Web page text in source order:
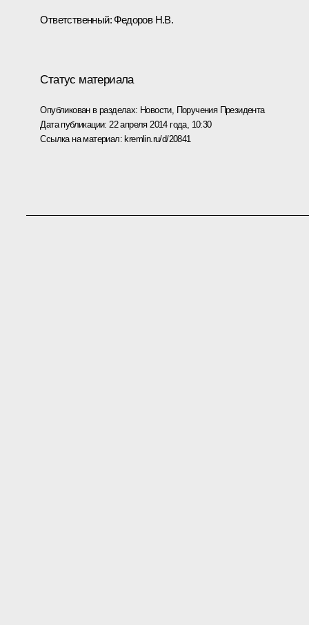
Ответственный:Федоров Н.В.
Статус материала
Опубликован в разделах: Новости, Поручения Президента
Дата публикации: 22 апреля 2014 года, 10:30
Ссылка на материал: kremlin.ru/d/20841